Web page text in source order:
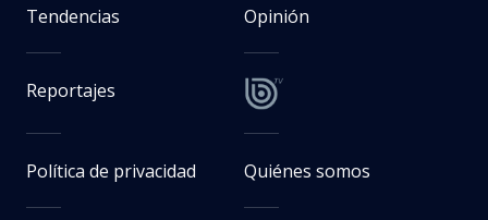
Tendencias Opinión
Reportajes
Política de privacidad Quiénes somos